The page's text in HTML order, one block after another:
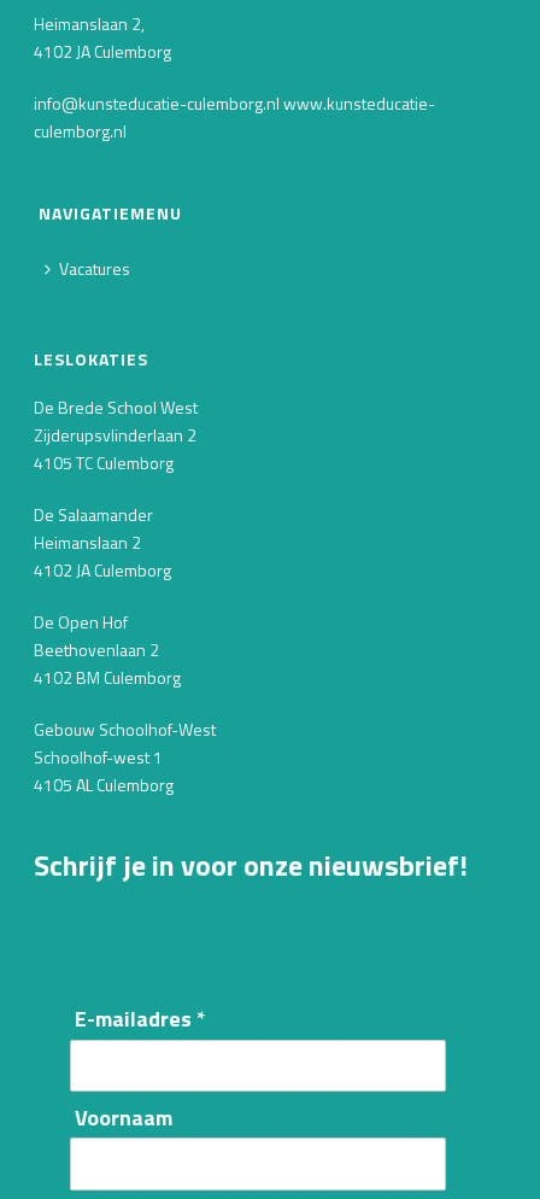
Heimanslaan 2,
4102 JA Culemborg
info@kunsteducatie-culemborg.nl www.kunsteducatie-
culemborg.nl
NAVIGATIEMENU
Vacatures
LESLOKATIES
De Brede School West
Zijderupsvlinderlaan 2
4105 TC Culemborg
De Salaamander
Heimanslaan 2
4102 JA Culemborg
De Open Hof
Beethovenlaan 2
4102 BM Culemborg
Gebouw Schoolhof-West
Schoolhof-west 1
4105 AL Culemborg
Schrijf je in voor onze nieuwsbrief!
E-mailadres *
Voornaam